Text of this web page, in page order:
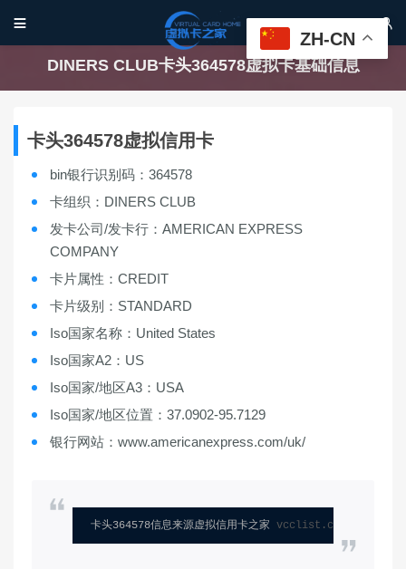
 
DINERS CLUB卡头364578虚拟卡基础信息
卡头364578虚拟信用卡
bin银行识别码：364578
卡组织：DINERS CLUB
发卡公司/发卡行：AMERICAN EXPRESS
COMPANY
卡片属性：CREDIT
卡片级别：STANDARD
Iso国家名称：United States
Iso国家A2：US
Iso国家/地区A3：USA
Iso国家/地区位置：37.0902-95.7129
银行网站：www.americanexpress.com/uk/
卡头364578信息来源虚拟信用卡之家 vcclist.com
ZH-CN